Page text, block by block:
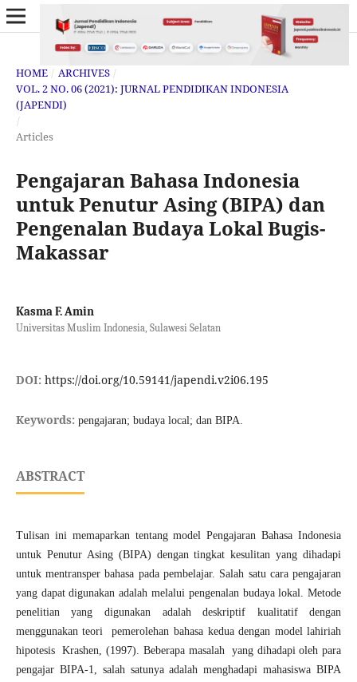
HOME / ARCHIVES /
VOL. 2 NO. 06 (2021): JURNAL PENDIDIKAN INDONESIA
(JAPENDI)
/
Articles
Pengajaran Bahasa Indonesia
untuk Penutur Asing (BIPA) dan
Pengenalan Budaya Lokal Bugis-
Makassar
Kasma F. Amin
Universitas Muslim Indonesia, Sulawesi Selatan
DOI: https://doi.org/10.59141/japendi.v2i06.195
Keywords: pengajaran; budaya local; dan BIPA.
ABSTRACT
Tulisan ini memaparkan tentang model Pengajaran Bahasa Indonesia
untuk Penutur Asing (BIPA) dengan tingkat kesulitan yang dihadapi
untuk mentransper bahasa pada pembelajar. Salah satu cara pengajaran
yang dapat digunakan adalah melalui pengenalan budaya lokal. Metode
penelitian yang digunakan adalah deskriptif kualitatif dengan
menggunakan teori pemerolehan bahasa kedua dengan model lahiriah
hipotesis Krashen, (1997). Beberapa masalah yang dihadapi oleh para
pengajar BIPA-1, salah satunya adalah menghadapi mahasiswa BIPA